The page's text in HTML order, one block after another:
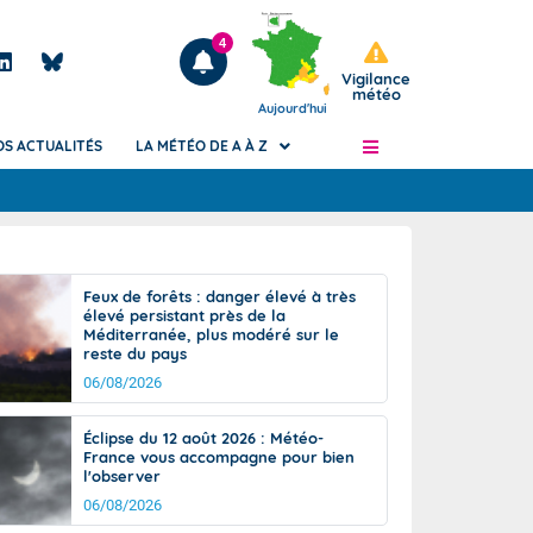
Articles
4
Aujourd'hui
Vigilance
météo
de
Phénomènes dangereux de J+2 à J+7
Avertissement pluies intenses à l'échelle
des communes (Apic)
Bulletins Marine
d'avalanche
Météo des forêts
Vigicrues
ACTUALITÉS LA MÉTÉO DE A À Z
Feux de forêts : danger élevé à très
élevé persistant près de la
Méditerranée, plus modéré sur le
reste du pays
06/08/2026
Éclipse du 12 août 2026 : Météo-
France vous accompagne pour bien
l'observer
06/08/2026